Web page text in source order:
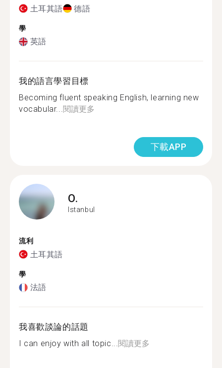
土耳其語 德語
學
英語
我的語言學習目標
Becoming fluent speaking English, learning new
vocabular...閱讀更多
下載APP
O.
Istanbul
流利
土耳其語
學
法語
我喜歡談論的話題
I can enjoy with all topic...閱讀更多